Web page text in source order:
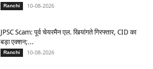
Ranchi 10-08-2026
JPSC Scam: पूर्व चेयरमैन एल. खियांगते गिरफ्तार, CID का
बड़ा एक्शन;...
Ranchi 10-08-2026